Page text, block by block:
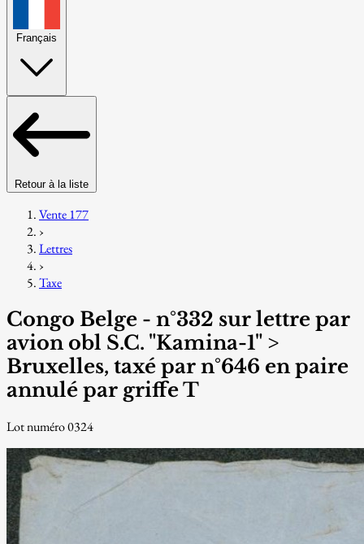
Français
Retour à la liste
Vente 177
›
Lettres
›
Taxe
Congo Belge - n°332 sur lettre par
avion obl S.C. "Kamina-1" >
Bruxelles, taxé par n°646 en paire
annulé par griffe T
Lot numéro 0324